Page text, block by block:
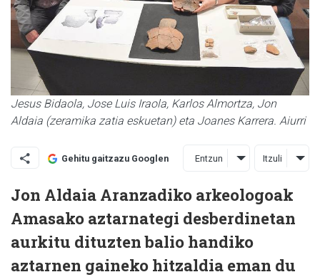
Jesus Bidaola, Jose Luis Iraola, Karlos Almortza, Jon
Aldaia (zeramika zatia eskuetan) eta Joanes Karrera. Aiurri
Gehitu gaitzazu Googlen Entzun Itzuli
Jon Aldaia Aranzadiko arkeologoak
Amasako aztarnategi desberdinetan
aurkitu dituzten balio handiko
aztarnen gaineko hitzaldia eman du